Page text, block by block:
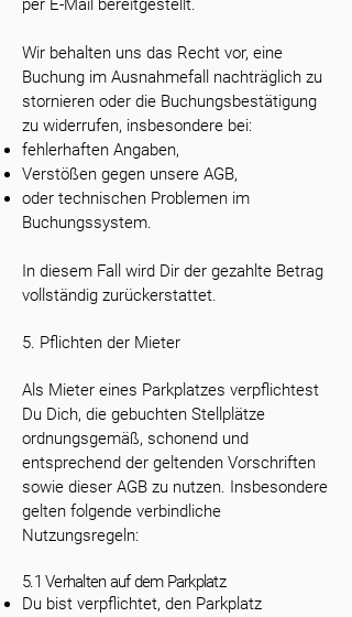
per E-Mail bereitgestellt.
Wir behalten uns das Recht vor, eine
Buchung im Ausnahmefall nachträglich zu
stornieren oder die Buchungsbestätigung
zu widerrufen, insbesondere bei:
fehlerhaften Angaben,
Verstößen gegen unsere AGB,
oder technischen Problemen im
Buchungssystem.
In diesem Fall wird Dir der gezahlte Betrag
vollständig zurückerstattet.
5. Pflichten der Mieter
Als Mieter eines Parkplatzes verpflichtest
Du Dich, die gebuchten Stellplätze
ordnungsgemäß, schonend und
entsprechend der geltenden Vorschriften
sowie dieser AGB zu nutzen. Insbesondere
gelten folgende verbindliche
Nutzungsregeln:
5.1 Verhalten auf dem Parkplatz
Du bist verpflichtet, den Parkplatz